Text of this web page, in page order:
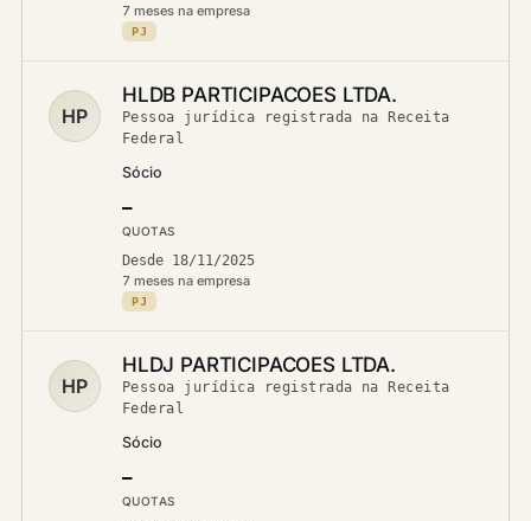
7 meses na empresa
PJ
HP
HLDB PARTICIPACOES LTDA.
Pessoa jurídica registrada na Receita
Federal
Sócio
—
QUOTAS
Desde 18/11/2025
7 meses na empresa
PJ
HP
HLDJ PARTICIPACOES LTDA.
Pessoa jurídica registrada na Receita
Federal
Sócio
—
QUOTAS